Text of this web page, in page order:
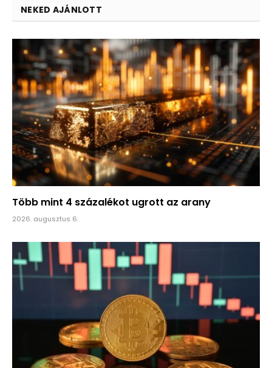
NEKED AJÁNLOTT
Több mint 4 százalékot ugrott az arany
2026. augusztus 6.